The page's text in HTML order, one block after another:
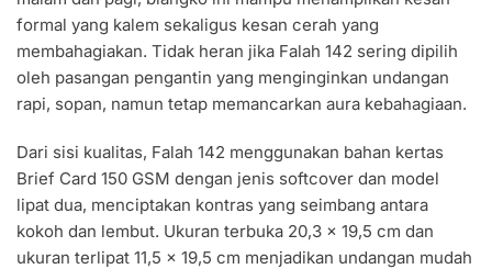
formal yang kalem sekaligus kesan cerah yang
membahagiakan. Tidak heran jika Falah 142 sering dipilih
oleh pasangan pengantin yang menginginkan undangan
rapi, sopan, namun tetap memancarkan aura kebahagiaan.
Dari sisi kualitas, Falah 142 menggunakan bahan kertas
Brief Card 150 GSM dengan jenis softcover dan model
lipat dua, menciptakan kontras yang seimbang antara
kokoh dan lembut. Ukuran terbuka 20,3 x 19,5 cm dan
ukuran terlipat 11,5 x 19,5 cm menjadikan undangan mudah